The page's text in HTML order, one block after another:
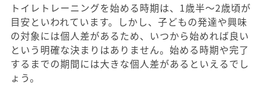
トイレトレーニングを始める時期は、1歳半～2歳頃が
目安といわれています。しかし、子どもの発達や興味
の対象には個人差があるため、いつから始めれば良い
という明確な決まりはありません。始める時期や完了
するまでの期間には大きな個人差があるといえるでし
ょう。